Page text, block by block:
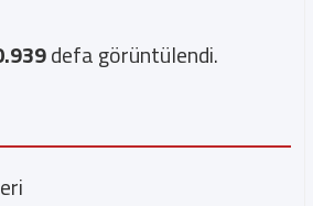
defa görüntülendi.